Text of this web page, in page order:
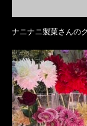
ナニナニ製菓さんの